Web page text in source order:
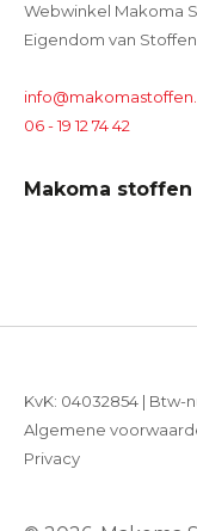
Webwinkel Makoma
Eigendom van
06 - 19 12 74 42
Makoma
KvK: 04032854 | Btw-
Algemene
Privacy